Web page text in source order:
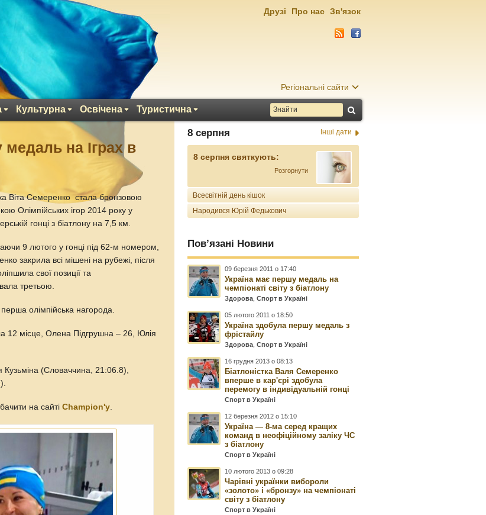
Регіональні сайти
Культурна Освічена Туристична
Друзі Про нас Зв'язок
на Іграх в
Віта Семеренко стала бронзовою
Олімпійських ігор 2014 року у
гонці з біатлону на 7,5 км.
9 лютого у гонці під 62-м номером,
закрила всі мішені на рубежі, після
свої позиції та
третьою.
олімпійська нагорода.
12 місце, Олена Підгрушна – 26, Юлія
Кузьміна (Словаччина, 21:06.8),
на сайтіChampion'у
8 серпня Інші дати
8 серпня святкують:
Розгорнути
Всесвітній день кішок
Народився Юрій Федькович
Пов’язані Новини
09 березня 2011 о 17:40
Україна має першу медаль на
чемпіонаті світу з біатлону
Здорова ,Спорт в Україні
05 лютого 2011 о 18:50
Україна здобула першу медаль з
фрістайлу
Здорова ,Спорт в Україні
16 грудня 2013 о 08:13
Біатлоністка Валя Семеренко
вперше в кар'єрі здобула
перемогу в індивідуальній гонці
Спорт в Україні
12 березня 2012 о 15:10
Україна — 8-ма серед кращих
команд в неофіційному заліку ЧС
з біатлону
Спорт в Україні
10 лютого 2013 о 09:28
Чарівні українки вибороли
«золото» і «бронзу» на чемпіонаті
світу з біатлону
Спорт в Україні